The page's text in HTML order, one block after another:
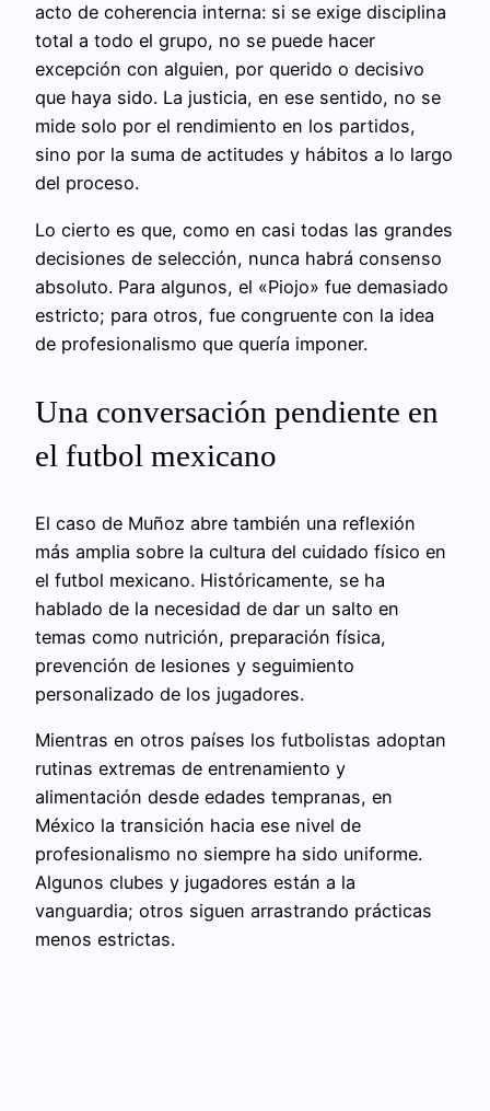
acto de coherencia interna: si se exige disciplina
total a todo el grupo, no se puede hacer
excepción con alguien, por querido o decisivo
que haya sido. La justicia, en ese sentido, no se
mide solo por el rendimiento en los partidos,
sino por la suma de actitudes y hábitos a lo largo
del proceso.
Lo cierto es que, como en casi todas las grandes
decisiones de selección, nunca habrá consenso
absoluto. Para algunos, el «Piojo» fue demasiado
estricto; para otros, fue congruente con la idea
de profesionalismo que quería imponer.
Una conversación pendiente en
el futbol mexicano
El caso de Muñoz abre también una reflexión
más amplia sobre la cultura del cuidado físico en
el futbol mexicano. Históricamente, se ha
hablado de la necesidad de dar un salto en
temas como nutrición, preparación física,
prevención de lesiones y seguimiento
personalizado de los jugadores.
Mientras en otros países los futbolistas adoptan
rutinas extremas de entrenamiento y
alimentación desde edades tempranas, en
México la transición hacia ese nivel de
profesionalismo no siempre ha sido uniforme.
Algunos clubes y jugadores están a la
vanguardia; otros siguen arrastrando prácticas
menos estrictas.